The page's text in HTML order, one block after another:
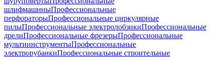
шлифмашиныПрофессиональные
перфораторыПрофессиональные циркулярные
пилыПрофессиональные электролобзикиПрофессиональные
дрелиПрофессиональные фрезерыПрофессиональные
мультиинструментыПрофессиональные
электрорубанкиПрофессиональные строительные